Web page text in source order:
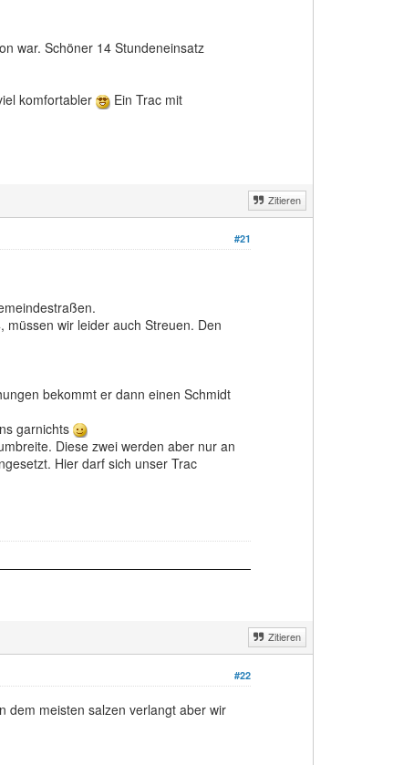
war. Schöner 14 Stundeneinsatz
komfortabler
Ein Trac mit
Zitieren
#21
wir leider auch Streuen. Den
bekommt er dann einen Schmidt
garnichts
Diese zwei werden aber nur an
Hier darf sich unser Trac
Zitieren
#22
dem meisten salzen verlangt aber wir